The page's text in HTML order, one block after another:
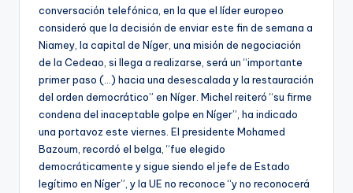
conversación telefónica, en la que el líder europeo
consideró que la decisión de enviar este fin de semana a
Niamey, la capital de Níger, una misión de negociación
de la Cedeao, si llega a realizarse, será un “importante
primer paso (…) hacia una desescalada y la restauración
del orden democrático” en Níger. Michel reiteró “su firme
condena del inaceptable golpe en Níger”, ha indicado
una portavoz este viernes. El presidente Mohamed
Bazoum, recordó el belga, “fue elegido
democráticamente y sigue siendo el jefe de Estado
legítimo en Níger”, y la UE no reconoce “y no reconocerá